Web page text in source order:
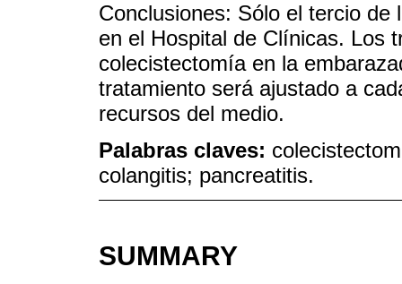
Conclusiones: Sólo el tercio
en el Hospital de Clínicas. Los
colecistectomía en la
tratamiento será ajustado a
recursos del medio.
Palabras claves:
colangitis; pancreatitis.
SUMMARY